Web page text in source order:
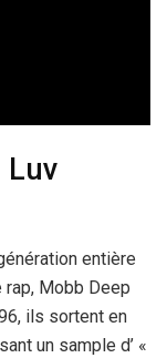
Luv
entière
Mobb Deep
ils sortent en
un sample d’ «